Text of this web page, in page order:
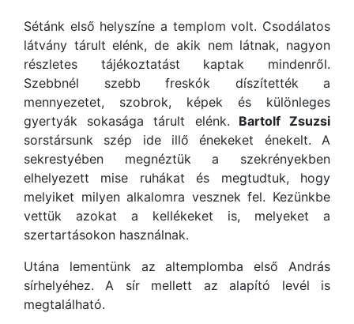
Sétánk első helyszíne a templom volt. Csodálatos
látvány tárult elénk, de akik nem látnak, nagyon
részletes tájékoztatást kaptak mindenről.
Szebbnél szebb freskók díszítették a
mennyezetet, szobrok, képek és különleges
gyertyák sokasága tárult elénk. Bartolf Zsuzsi
sorstársunk szép ide illő énekeket énekelt. A
sekrestyében megnéztük a szekrényekben
elhelyezett mise ruhákat és megtudtuk, hogy
melyiket milyen alkalomra vesznek fel. Kezünkbe
vettük azokat a kellékeket is, melyeket a
szertartásokon használnak.
Utána lementünk az altemplomba első András
sírhelyéhez. A sír mellett az alapító levél is
megtalálható.